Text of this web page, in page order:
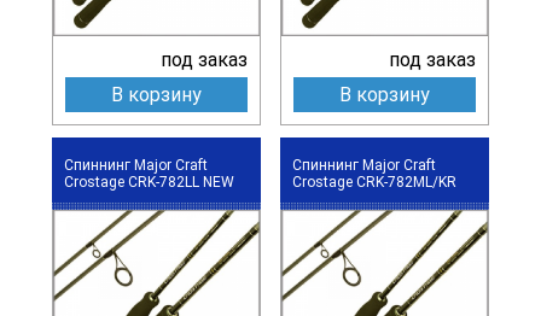
под заказ
В корзину
под заказ
В корзину
Спиннинг Major Craft
Crostage CRK-782LL NEW
Спиннинг Major Craft
Crostage CRK-782ML/KR